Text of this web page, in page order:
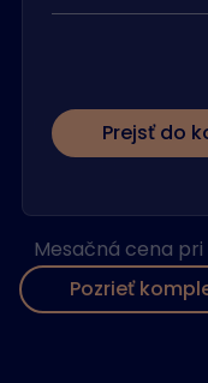
Prejsť do
Mesačná cena pri
Pozrieť